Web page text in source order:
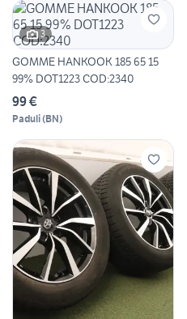
3
GOMME HANKOOK 185 65 15
99% DOT1223 COD:2340
99 €
Paduli(BN)